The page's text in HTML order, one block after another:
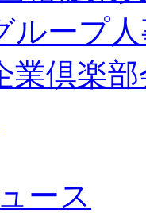
ループ
業倶楽
ース